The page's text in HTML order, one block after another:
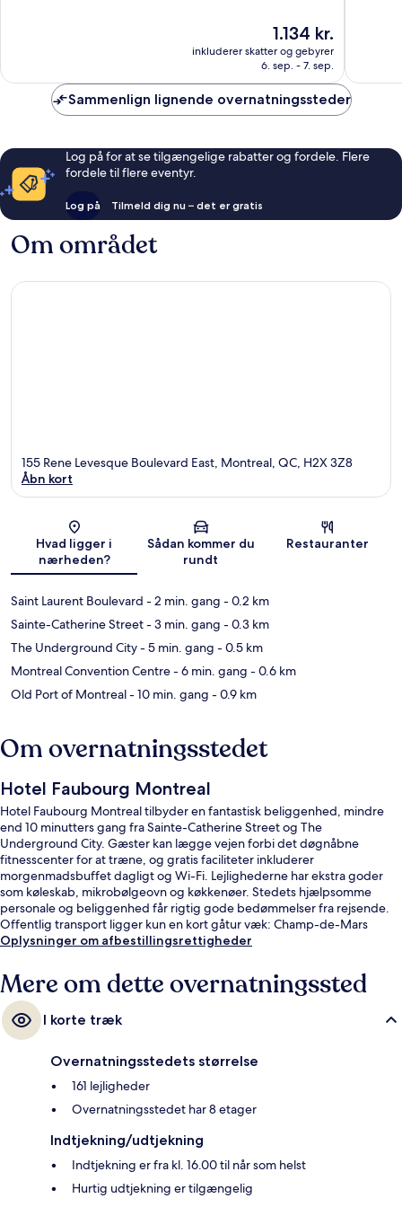
Prisen
1.134 kr.
1.134 kr.
inkluderer skatter og gebyrer
6. sep. - 7. sep.
Sammenlign lignende overnatningssteder
Log på for at se tilgængelige rabatter og fordele. Flere
fordele til flere eventyr.
Log på Tilmeld dig nu – det er gratis
Om området
Kort
155 Rene Levesque Boulevard East, Montreal, QC, H2X 3Z8
Åbn kort
Hvad ligger i
nærheden?
Sådan kommer du
rundt
Restauranter
Saint Laurent Boulevard - 2 min. gang - 0.2 km
Sainte-Catherine Street- 3 min. gang - 0.3 km
The Underground City- 5 min. gang - 0.5 km
Montreal Convention Centre- 6 min. gang - 0.6 km
Old Port of Montreal- 10 min. gang - 0.9 km
Om overnatningsstedet
Hotel Faubourg Montreal
Hotel Faubourg Montreal tilbyder en fantastisk beliggenhed, mindre
end 10 minutters gang fra Sainte-Catherine Street og The
Underground City. Gæster kan lægge vejen forbi det døgnåbne
fitnesscenter for at træne, og gratis faciliteter inkluderer
morgenmadsbuffet dagligt og Wi-Fi. Lejlighederne har ekstra goder
som køleskab, mikrobølgeovn og køkkenøer. Stedets hjælpsomme
personale og beliggenhed får rigtig gode bedømmelser fra rejsende.
Offentlig transport ligger kun en kort gåtur væk: Champ-de-Mars
Station ligger 5 minutter væk og Saint Laurent Station ligger 5 minutter
Oplysninger om afbestillingsrettigheder
Mere om dette overnatningssted
I korte træk
Overnatningsstedets størrelse
161 lejligheder
Overnatningsstedet har 8 etager
Indtjekning/udtjekning
Indtjekning er fra kl. 16.00 til når som helst
Hurtig udtjekning er tilgængelig